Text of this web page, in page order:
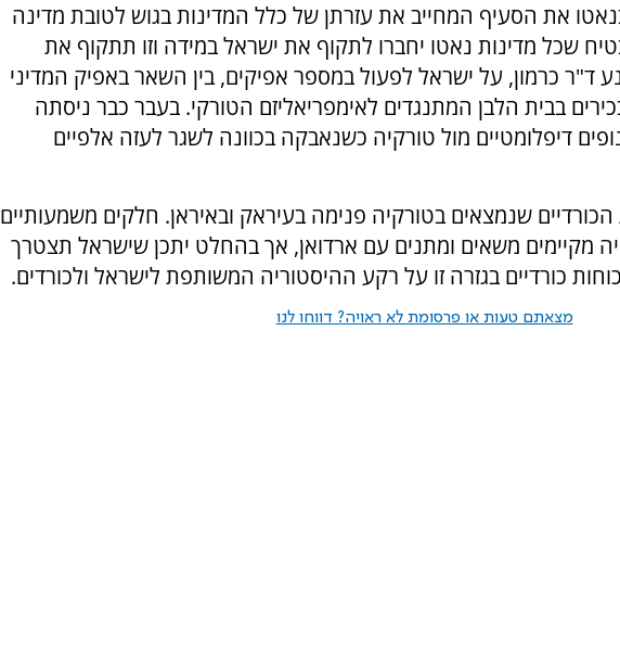
את הסעיף המחייב את עזרתן של כלל המדינות בגוש לטובת מדינה
שכל מדינות נאטו יחברו לתקוף את ישראל במידה וזו תתקוף את
ד"ר כרמון, על ישראל לפעול במספר אפיקים, בין השאר באפיק המדיני
בבית הלבן המתנגדים לאימפריאליזם הטורקי. בעבר כבר ניסתה
דיפלומטיים מול טורקיה כשנאבקה בכוונה לשגר לעזה אלפיים
הכורדיים שנמצאים בטורקיה פנימה בעיראק ובאיראן. חלקים משמעותיים
מקיימים משאים ומתנים עם ארדואן, אך בהחלט יתכן שישראל תצטרך
כורדיים בגזרה זו על רקע ההיסטוריה המשותפת לישראל ולכורדים.
מצאתם טעות או פרסומת לא ראויה? דווחו לנו